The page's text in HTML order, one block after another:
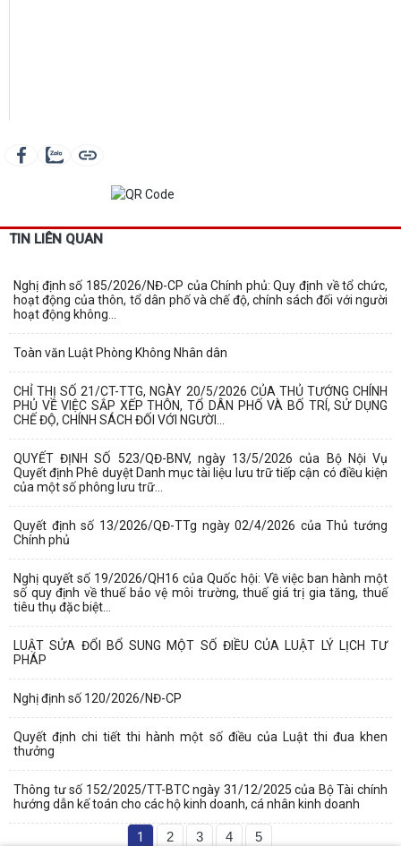
TIN LIÊN QUAN
Nghị định số 185/2026/NĐ-CP của Chính phủ: Quy định về tổ chức,
hoạt động của thôn, tổ dân phố và chế độ, chính sách đối với người
hoạt động không...
Toàn văn Luật Phòng Không Nhân dân
CHỈ THỊ SỐ 21/CT-TTG, NGÀY 20/5/2026 CỦA THỦ TƯỚNG CHÍNH
PHỦ VỀ VIỆC SẮP XẾP THÔN, TỔ DÂN PHỐ VÀ BỐ TRÍ, SỬ DỤNG
CHẾ ĐỘ, CHÍNH SÁCH ĐỐI VỚI NGƯỜI...
QUYẾT ĐỊNH SỐ 523/QĐ-BNV, ngày 13/5/2026 của Bộ Nội Vụ
Quyết định Phê duyệt Danh mục tài liệu lưu trữ tiếp cận có điều kiện
của một số phông lưu trữ...
Quyết định số 13/2026/QĐ-TTg ngày 02/4/2026 của Thủ tướng
Chính phủ
Nghị quyết số 19/2026/QH16 của Quốc hội: Về việc ban hành một
số quy định về thuế bảo vệ môi trường, thuế giá trị gia tăng, thuế
tiêu thụ đặc biệt...
LUẬT SỬA ĐỔI BỔ SUNG MỘT SỐ ĐIỀU CỦA LUẬT LÝ LỊCH TƯ
PHÁP
Nghị định số 120/2026/NĐ-CP
Quyết định chi tiết thi hành một số điều của Luật thi đua khen
thưởng
Thông tư số 152/2025/TT-BTC ngày 31/12/2025 của Bộ Tài chính
hướng dẫn kế toán cho các hộ kinh doanh, cá nhân kinh doanh
1 2 3 4 5